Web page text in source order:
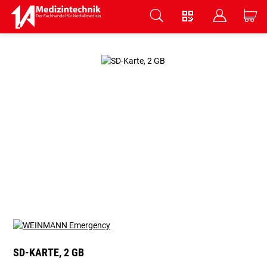
V B C
SD-KARTE, 2 GB